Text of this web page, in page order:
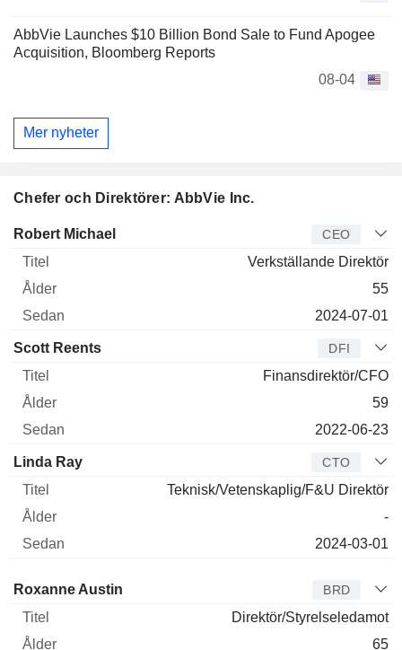
AbbVie Launches $10 Billion Bond Sale to Fund Apogee
Acquisition, Bloomberg Reports
08-04
Mer nyheter
Chefer och Direktörer: AbbVie Inc.
Verkställande
Robert Michael CEO
Verkställande Direktör
55
2024-07-01
Scott Reents DFI
Finansdirektör/CFO
59
2022-06-23
Linda Ray CTO
Teknisk/Vetenskaplig/F&U Direktör
-
2024-03-01
Styrelseledamot
Roxanne Austin BRD
Direktör/Styrelseledamot
65